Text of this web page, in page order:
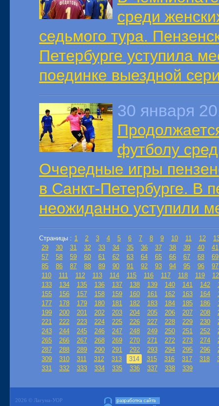
среди
седьмого тура.
Петербурге уступила
поединке выездной
30 января
футболу
Очередные игры
в Санкт-Петербурге. В
неожиданно уступили
Страницы : 1 2 3 4 5 6 7 8 9 10 11 12
29
30 31 32 33 34 35 36 37 38 39 40
41
57
58 59 60 61 62 63 64 65 66 67 68
69
85
86 87 88 89 90 91 92 93 94 95 96
97
110
111 112 113 114 115 116 117 118 119
133
134 135 136 137 138 139 140 141 142
155
156 157 158 159 160 161 162 163 164
177
178 179 180 181 182 183 184 185 186
199
200 201 202 203 204 205 206 207 208
221
222 223 224 225 226 227 228 229 230
243
244 245 246 247 248 249 250 251 252
265
266 267 268 269 270 271 272 273 274
287
288 289 290 291 292 293 294 295 296
309
310 311 312 313 314 315 316 317 318
331
332 333 334 335 336 337 338 339
2026 © Лагуна-УОР